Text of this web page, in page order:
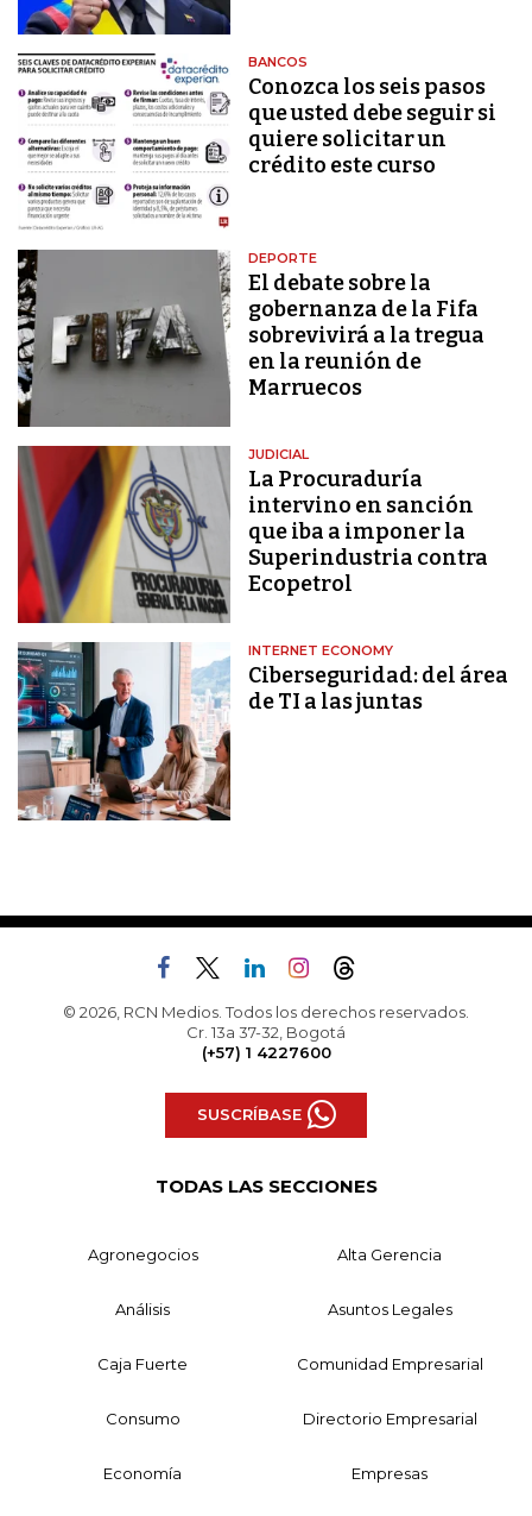
BANCOS
Conozca los seis pasos
que usted debe seguir si
quiere solicitar un
crédito este curso
DEPORTE
El debate sobre la
gobernanza de la Fifa
sobrevivirá a la tregua
en la reunión de
Marruecos
JUDICIAL
La Procuraduría
intervino en sanción
que iba a imponer la
Superindustria contra
Ecopetrol
INTERNET ECONOMY
Ciberseguridad: del área
de TI a las juntas
© 2026, RCN Medios. Todos los derechos reservados.
Cr. 13a 37-32, Bogotá
(+57) 1 4227600
SUSCRÍBASE
TODAS LAS SECCIONES
Agronegocios Alta Gerencia
Análisis Asuntos Legales
Caja Fuerte Comunidad Empresarial
Consumo Directorio Empresarial
Economía Empresas